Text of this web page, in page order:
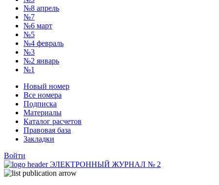
№8 апрель
№7
№6 март
№5
№4 февраль
№3
№2 январь
№1
Новый номер
Все номера
Подписка
Материалы
Каталог расчетов
Правовая база
Закладки
Войти
ЭЛЕКТРОННЫЙ ЖУРНАЛ № 2